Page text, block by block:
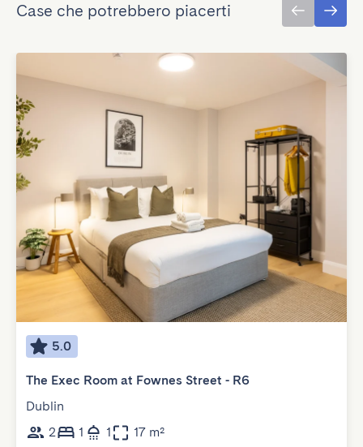
Case che potrebbero piacerti
5.0
The Exec Room at Fownes Street - R6
Dublin
2
1 1 17 m²